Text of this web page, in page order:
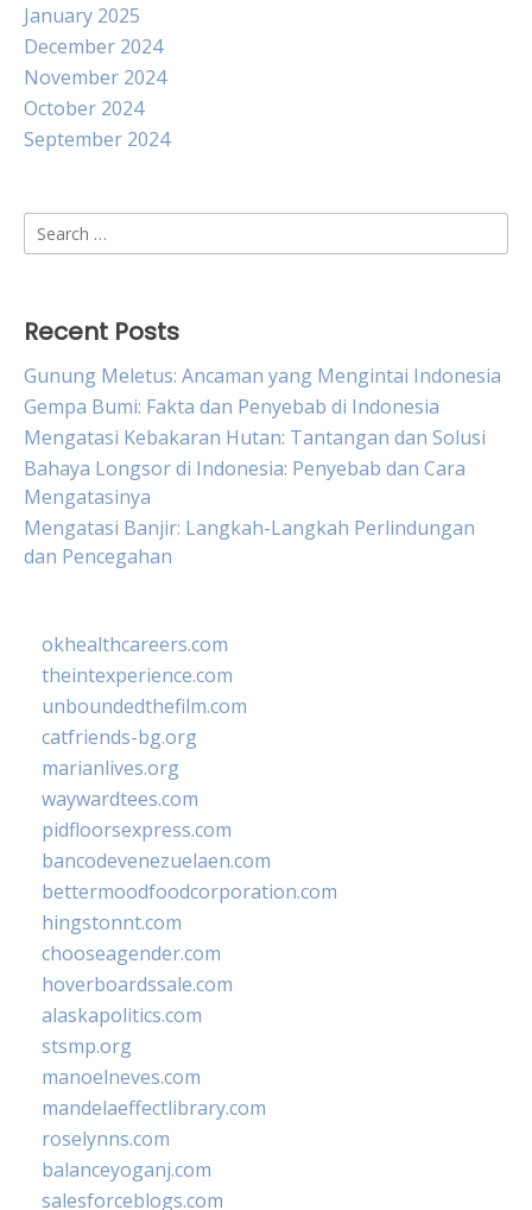
January 2025
December 2024
November 2024
October 2024
September 2024
Search
for:
Recent Posts
Gunung Meletus: Ancaman yang Mengintai Indonesia
Gempa Bumi: Fakta dan Penyebab di Indonesia
Mengatasi Kebakaran Hutan: Tantangan dan Solusi
Bahaya Longsor di Indonesia: Penyebab dan Cara
Mengatasinya
Mengatasi Banjir: Langkah-Langkah Perlindungan
dan Pencegahan
okhealthcareers.com
theintexperience.com
unboundedthefilm.com
catfriends-bg.org
marianlives.org
waywardtees.com
pidfloorsexpress.com
bancodevenezuelaen.com
bettermoodfoodcorporation.com
hingstonnt.com
chooseagender.com
hoverboardssale.com
alaskapolitics.com
stsmp.org
manoelneves.com
mandelaeffectlibrary.com
roselynns.com
balanceyoganj.com
salesforceblogs.com